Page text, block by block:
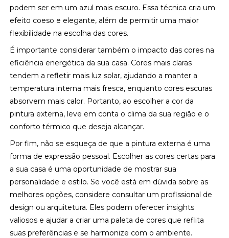
podem ser em um azul mais escuro. Essa técnica cria um
efeito coeso e elegante, além de permitir uma maior
flexibilidade na escolha das cores.
É importante considerar também o impacto das cores na
eficiência energética da sua casa. Cores mais claras
tendem a refletir mais luz solar, ajudando a manter a
temperatura interna mais fresca, enquanto cores escuras
absorvem mais calor. Portanto, ao escolher a cor da
pintura externa, leve em conta o clima da sua região e o
conforto térmico que deseja alcançar.
Por fim, não se esqueça de que a pintura externa é uma
forma de expressão pessoal. Escolher as cores certas para
a sua casa é uma oportunidade de mostrar sua
personalidade e estilo. Se você está em dúvida sobre as
melhores opções, considere consultar um profissional de
design ou arquitetura. Eles podem oferecer insights
valiosos e ajudar a criar uma paleta de cores que reflita
suas preferências e se harmonize com o ambiente.